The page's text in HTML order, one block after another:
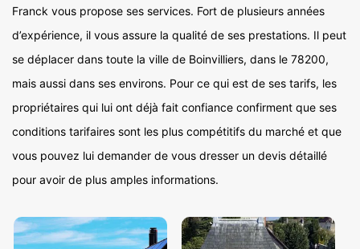
Franck vous propose ses services. Fort de plusieurs années
d’expérience, il vous assure la qualité de ses prestations. Il peut
se déplacer dans toute la ville de Boinvilliers, dans le 78200,
mais aussi dans ses environs. Pour ce qui est de ses tarifs, les
propriétaires qui lui ont déjà fait confiance confirment que ses
conditions tarifaires sont les plus compétitifs du marché et que
vous pouvez lui demander de vous dresser un devis détaillé
pour avoir de plus amples informations.